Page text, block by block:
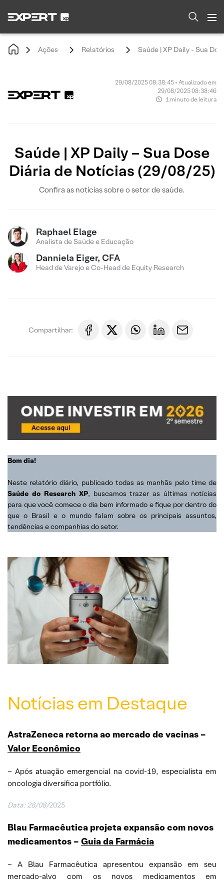
Ações Relatórios Saúde | XP Daily - Sua
29/08/2025 08:38:45 • Atualizado em
29/08/2025 08:38:46
1 minuto de leitura
Saúde | XP Daily – Sua Dose
Diária de Notícias (29/08/25)
Confira as notícias sobre o setor de saúde.
Raphael Elage
Analista de Saúde e Educação
Danniela Eiger, CFA
Head de Varejo e Co-Head de Equity Research
Compartilhar:
Bom dia!
Neste relatório diário, publicado todas as manhãs pelo time de
Saúde do Research XP, buscamos trazer as últimas notícias
para que você comece o dia bem informado e fique por dentro do
que o Brasil e o mundo falam sobre os principais assuntos,
tendências e companhias do setor.
Notícias em Destaque
AstraZeneca retorna ao mercado de vacinas –
Valor Econômico
– Após atuação emergencial na covid-19, especialista em
oncologia diversifica portfólio.
Data: 28/08/2025
Blau Farmacêutica projeta expansão com novos
medicamentos – Guia da Farmácia
– A Blau Farmacêutica apresentou expansão em seu
mercado-alvo com os novos medicamentos em